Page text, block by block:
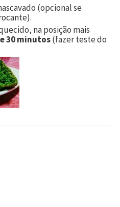
(opcional se
na posição mais
30 minutos(fazer teste do